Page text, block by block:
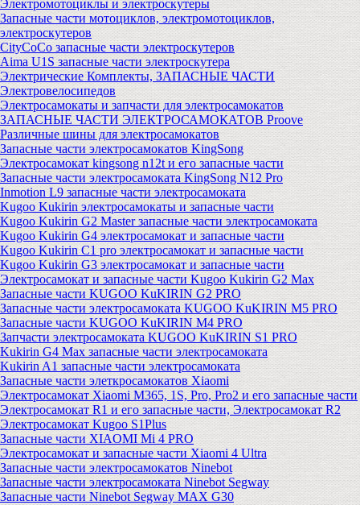
Электромотоциклы и электроскутеры
Запасные части мотоциклов, электромотоциклов,
электроскутеров
CityCoCo запасные части электроскутеров
Aima U1S запасные части электроскутера
Электрические Комплекты, ЗАПАСНЫЕ ЧАСТИ
Электровелосипедов
Электросамокаты и запчасти для электросамокатов
ЗАПАСНЫЕ ЧАСТИ ЭЛЕКТРОСАМОКАТОВ Proove
Различные шины для электросамокатов
Запасные части электросамокатов KingSong
Электросамокат kingsong n12t и его запасные части
Запасные части электросамоката KingSong N12 Pro
Inmotion L9 запасные части электросамоката
Kugoo Kukirin электросамокаты и запасные части
Kugoo Kukirin G2 Master запасные части электросамоката
Kugoo Kukirin G4 электросамокат и запасные части
Kugoo Kukirin C1 pro электросамокат и запасные части
Kugoo Kukirin G3 электросамокат и запасные части
Электросамокат и запасные части Kugoo Kukirin G2 Max
Запасные части KUGOO KuKIRIN G2 PRO
Запасные части электросамоката KUGOO KuKIRIN M5 PRO
Запасные части KUGOO KuKIRIN M4 PRO
Запчасти электросамоката KUGOO KuKIRIN S1 PRO
Kukirin G4 Max запасные части электросамоката
Kukirin A1 запасные части электросамоката
Запасные части элеткросамокатов Xiaomi
Электросамокат Xiaomi M365, 1S, Pro, Pro2 и его запасные части
Электросамокат R1 и его запасные части, Электросамокат R2
Электросамокат Kugoo S1Plus
Запасные части XIAOMI Mi 4 PRO
Электросамокат и запасные части Xiaomi 4 Ultra
Запасные части электросамокатов Ninebot
Запасные части электросамоката Ninebot Segway
Запасные части Ninebot Segway MAX G30